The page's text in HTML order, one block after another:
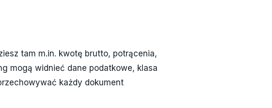
tam m.in. kwotę brutto, potrącenia,
mogą widnieć dane podatkowe, klasa
każdy dokument